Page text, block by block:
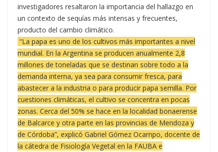
investigadores resaltaron la importancia del hallazgo en
un contexto de sequías más intensas y frecuentes,
producto del cambio climático.
“La papa es uno de los cultivos más importantes a nivel
mundial. En la Argentina se producen anualmente 2,8
millones de toneladas que se destinan sobre todo a la
demanda interna, ya sea para consumir fresca, para
abastecer a la industria o para producir papa semilla. Por
cuestiones climáticas, el cultivo se concentra en pocas
zonas. Cerca del 50% se hace en la localidad bonaerense
de Balcarce y otra parte en las provincias de Mendoza y
de Córdoba”, explicó Gabriel Gómez Ocampo, docente de
la cátedra de Fisiología Vegetal en la FAUBA e